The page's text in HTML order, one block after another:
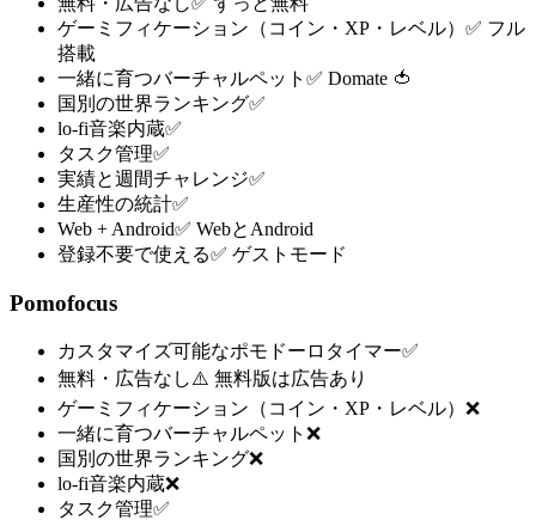
ゲーミフィケーション（コイン・XP・レベル） ✅ フル
搭載
一緒に育つバーチャルペット ✅ Domate 🍅
国別の世界ランキング✅
lo-fi音楽内蔵✅
タスク管理✅
実績と週間チャレンジ✅
生産性の統計✅
Web + Android✅ WebとAndroid
登録不要で使える✅ ゲストモード
Pomofocus
カスタマイズ可能なポモドーロタイマー✅
無料・広告なし⚠️ 無料版は広告あり
ゲーミフィケーション（コイン・XP・レベル） ❌
一緒に育つバーチャルペット ❌
国別の世界ランキング❌
lo-fi音楽内蔵❌
タスク管理✅